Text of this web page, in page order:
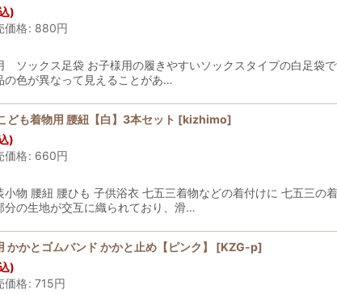
)
価格: 880円
ソックス足袋 お子様用の履きやすいソックスタイプの白足袋
の色が異なって見えることがあ…
ども着物用 腰紐【白】3本セット [kizhimo]
)
価格: 660円
小物 腰紐 腰ひも 子供浴衣 七五三着物などの着付けに 七五三
分の生地が交互に織られており、滑…
かかとゴムバンド かかと止め【ピンク】 [KZG-p]
)
価格: 715円